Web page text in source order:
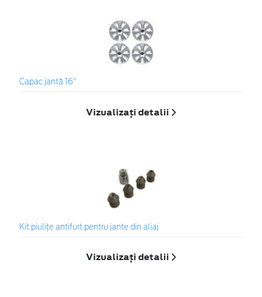
Capac jantă 16"
Vizualizați detalii
Kit piuliţe antifurt pentru jante din aliaj
Vizualizați detalii